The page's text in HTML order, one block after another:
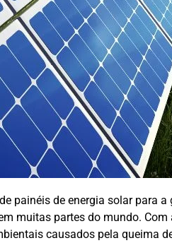
painéis de energia solar para
muitas partes do mundo.
causados pela queima